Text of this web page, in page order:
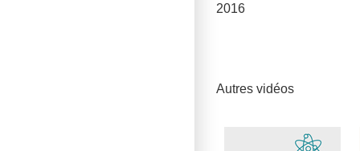
2016
Autres vidéos